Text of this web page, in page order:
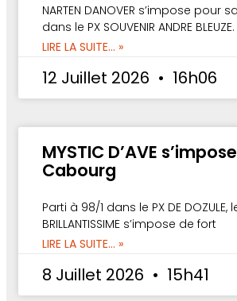
NARTEN DANOVER s’impose pour
dans le PX SOUVENIR ANDRE
LIRE LA SUITE... »
12 Juillet 2026 16h06
MYSTIC D’AVE
Cabourg
Parti à 98/1 dans le PX DE DOZULE,
BRILLANTISSIME s’impose de fort
LIRE LA SUITE... »
8 Juillet 2026 15h41